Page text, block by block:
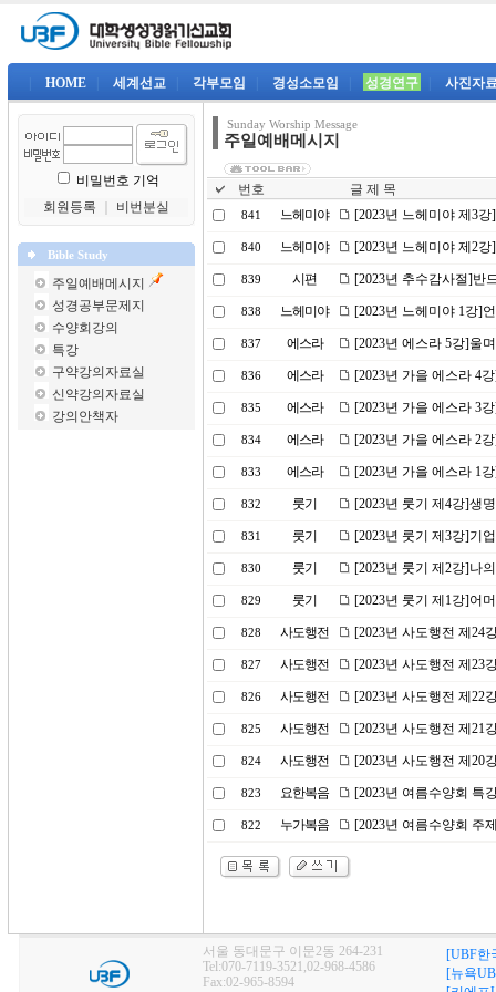
HOME 세계선교 각부모임 경성소모임 성경연구 사진자
비밀번호 기억
회원등록
비번분실
Bible Study
주일예배메시지
성경공부문제지
수양회강의
특강
구약강의자료실
신약강의자료실
강의안책자
Sunday Worship Message
주일예배메시지
번호 글 제 목
841 느헤미야 [2023년 느헤미야 제3
840 느헤미야 [2023년 느헤미야 제2
839 시편 [2023년 추수감사절]반
838 느헤미야 [2023년 느헤미야 1강]
837 에스라 [2023년 에스라 5강]울
836 에스라 [2023년 가을 에스라 4
835 에스라 [2023년 가을 에스라 3
834 에스라 [2023년 가을 에스라 2
833 에스라 [2023년 가을 에스라 1
832 룻기 [2023년 룻기 제4강]생
831 룻기 [2023년 룻기 제3강]기
830 룻기 [2023년 룻기 제2강]나
829 룻기 [2023년 룻기 제1강]어
828 사도행전 [2023년 사도행전 제24
827 사도행전 [2023년 사도행전 제23
826 사도행전 [2023년 사도행전 제22
825 사도행전 [2023년 사도행전 제21
824 사도행전 [2023년 사도행전 제20
823 요한복음 [2023년 여름수양회 특
822 누가복음 [2023년 여름수양회 주
서울 동대문구 이문2동 264-231
Tel:070-7119-3521,02-968-4586
Fax:02-965-8594
[UBF한
[뉴욕